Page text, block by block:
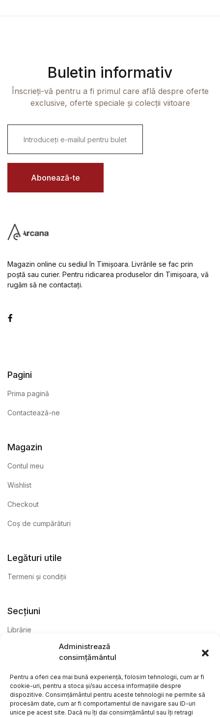
Administrează
consimțământul
Pentru a oferi cea mai bună experiență, folosim tehnologii, cum ar fi
cookie-uri, pentru a stoca și/sau accesa informațiile despre
dispozitive. Consimțământul pentru aceste tehnologii ne permite să
procesăm date, cum ar fi comportamentul de navigare sau ID-uri
unice pe acest site. Dacă nu îți dai consimțământul sau îți retragi
Buletin informativ
Înscrieți-vă pentru a fi primul care află despre oferte
exclusive, oferte speciale și colecții viitoare
i
l
Abonează-te
Magazin online cu sediul în Timișoara. Livrările se fac prin
poștă sau curier. Pentru ridicarea produselor din Timișoara, vă
rugăm să ne contactați.
Pagini
Prima pagină
Contactează-ne
Magazin
Contul meu
Wishlist
Checkout
Coș de cumpărături
Legături utile
Termeni și condiții
Secțiuni
Librărie